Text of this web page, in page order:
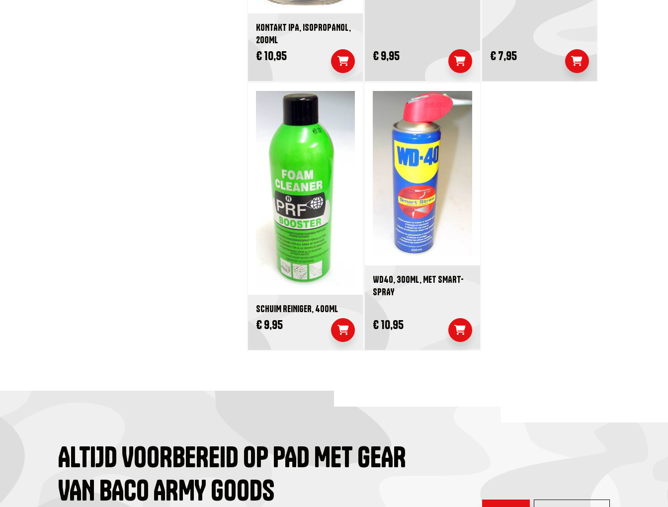
KONTAKT IPA, ISOPROPANOL,
200ML
€ 10,95 € 9,95 € 7,95
SCHUIM REINIGER, 400ML
€ 9,95
WD40, 300ML, MET SMART-
SPRAY
€ 10,95
ALTIJD VOORBEREID OP PAD MET GEAR
VAN BACO ARMY GOODS